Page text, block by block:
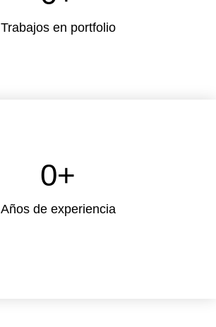
Trabajos en portfolio
Años de experiencia
0+